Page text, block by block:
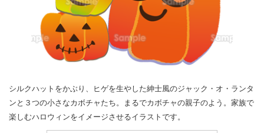
シルクハットをかぶり、ヒゲを生やした紳士風のジャック・オ・ランタ
ンと３つの小さなカボチャたち。まるでカボチャの親子のよう。家族で
楽しむハロウィンをイメージさせるイラストです。